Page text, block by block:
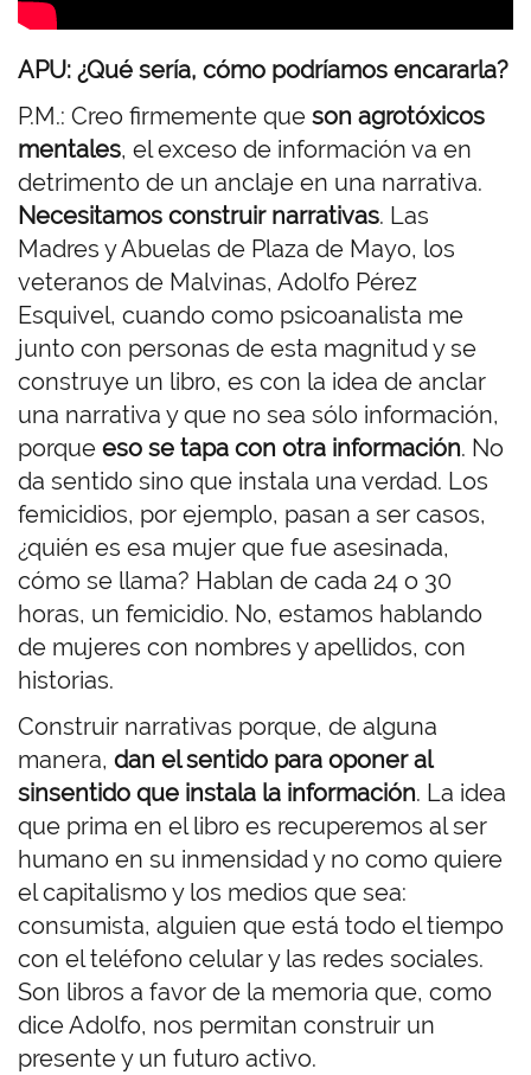
APU: ¿Qué sería, cómo podríamos encararla?
P.M.: Creo firmemente que son agrotóxicos
mentales, el exceso de información va en
detrimento de un anclaje en una narrativa.
Necesitamos construir narrativas. Las
Madres y Abuelas de Plaza de Mayo, los
veteranos de Malvinas, Adolfo Pérez
Esquivel, cuando como psicoanalista me
junto con personas de esta magnitud y se
construye un libro, es con la idea de anclar
una narrativa y que no sea sólo información,
porque eso se tapa con otra información. No
da sentido sino que instala una verdad. Los
femicidios, por ejemplo, pasan a ser casos,
¿quién es esa mujer que fue asesinada,
cómo se llama? Hablan de cada 24 o 30
horas, un femicidio. No, estamos hablando
de mujeres con nombres y apellidos, con
historias.
Construir narrativas porque, de alguna
manera, dan el sentido para oponer al
sinsentido que instala la información. La idea
que prima en el libro es recuperemos al ser
humano en su inmensidad y no como quiere
el capitalismo y los medios que sea:
consumista, alguien que está todo el tiempo
con el teléfono celular y las redes sociales.
Son libros a favor de la memoria que, como
dice Adolfo, nos permitan construir un
presente y un futuro activo.